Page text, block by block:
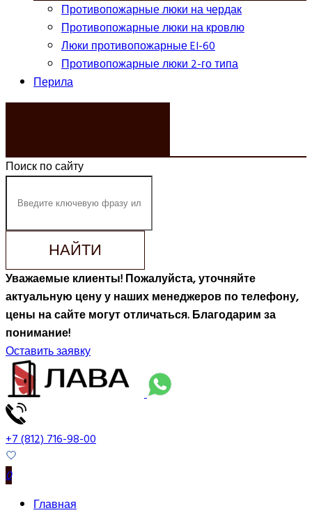
Противопожарные люки на чердак
Противопожарные люки на кровлю
Люки противопожарные EI-60
Противопожарные люки 2-го типа
Перила
Поиск по сайту
НАЙТИ
Уважаемые клиенты! Пожалуйста, уточняйте
актуальную цену у наших менеджеров по телефону,
цены на сайте могут отличаться. Благодарим за
понимание!
Оставить заявку
+7 (812) 716-98-00
0
Главная